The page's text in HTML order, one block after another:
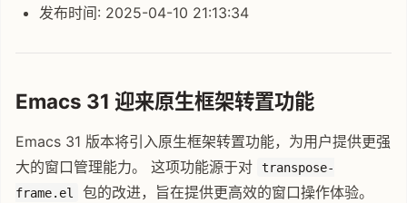
发布时间: 2025-04-10 21:13:34
Emacs 31 迎来原生框架转置功能
Emacs 31 版本将引入原生框架转置功能，为用户提供更强
大的窗口管理能力。 这项功能源于对
transpose-
frame.el
包的改进，旨在提供更高效的窗口操作体验。